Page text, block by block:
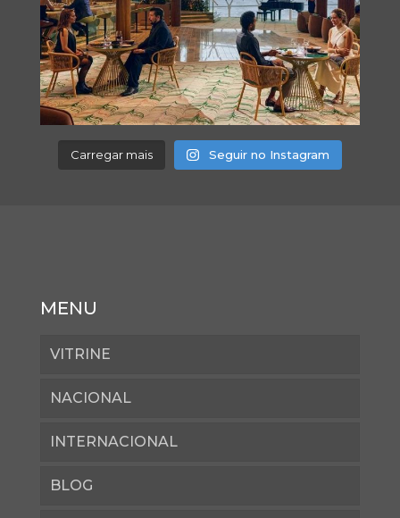
Carregar mais Seguir no Instagram
MENU
VITRINE
NACIONAL
INTERNACIONAL
BLOG